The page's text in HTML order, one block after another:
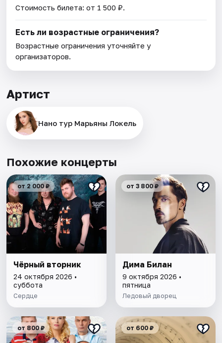
Стоимость билета: от 1 500 ₽.
Есть ли возрастные ограничения?
Возрастные ограничения уточняйте у
организаторов.
Артист
Нано тур Марьяны Локель
Похожие концерты
от 2 000 ₽
Чёрный вторник
24 октября 2026 •
суббота
Сердце
от 3 800 ₽
Дима Билан
9 октября 2026 •
пятница
Ледовый дворец
от 800 ₽ от 600 ₽